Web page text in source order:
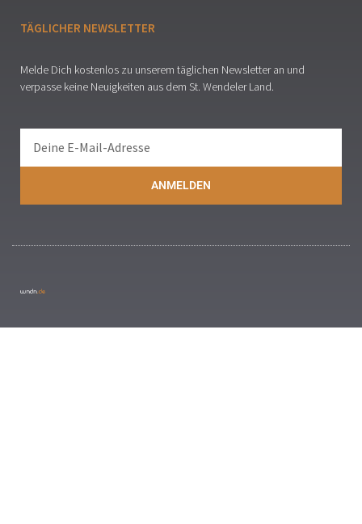
TÄGLICHER NEWSLETTER
Melde Dich kostenlos zu unserem täglichen Newsletter an und
verpasse keine Neuigkeiten aus dem St. Wendeler Land.
ANMELDEN